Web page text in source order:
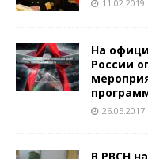
11.02.2019
На
России
26.05.2017